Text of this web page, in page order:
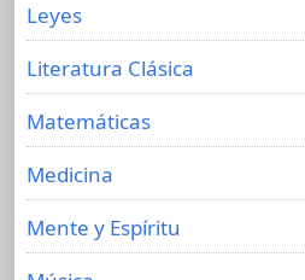
Leyes
Literatura Clásica
Matemáticas
Medicina
Mente y Espíritu